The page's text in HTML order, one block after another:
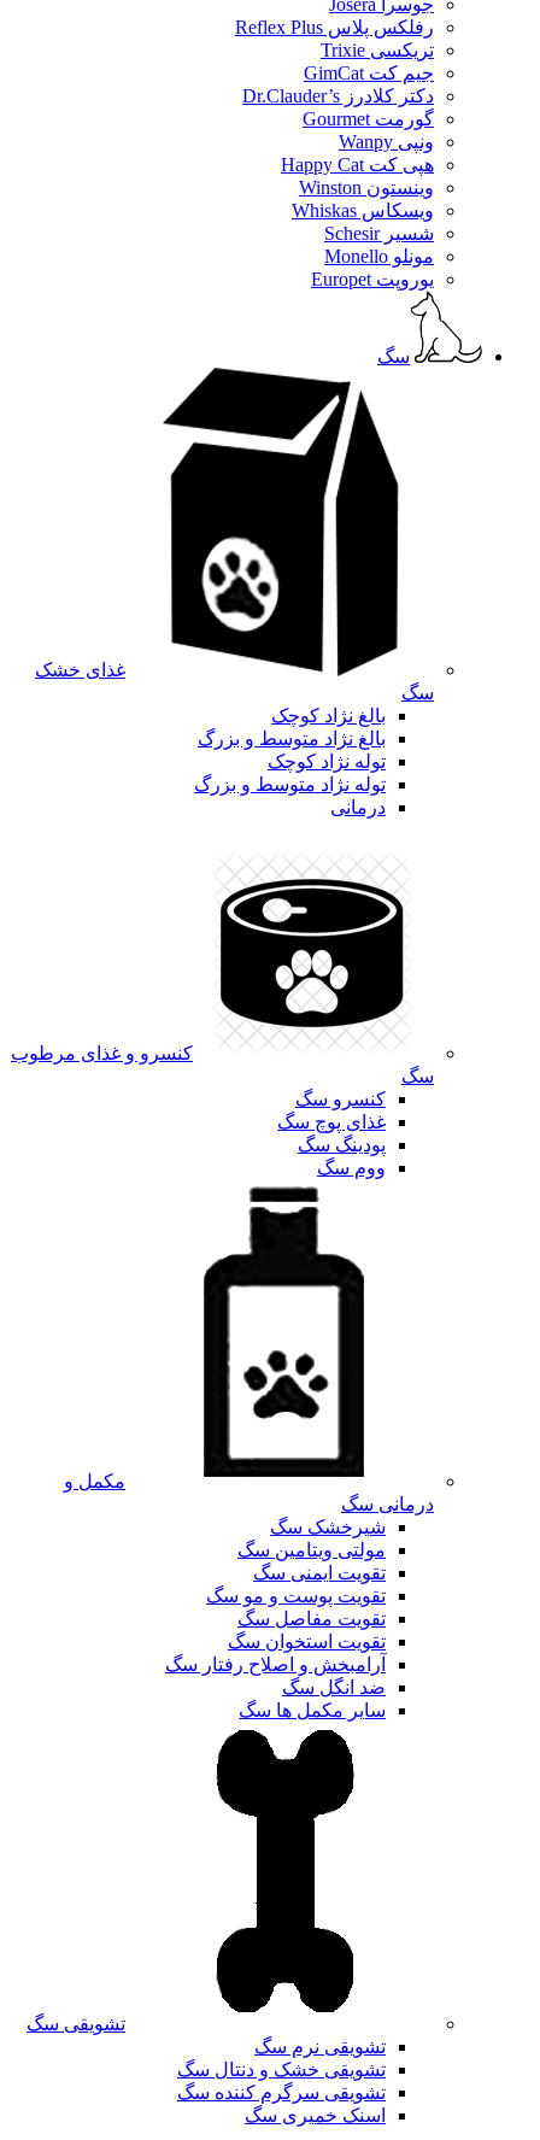
رفلکس پلاس Reflex Plus
تریکسی Trixie
جیم کت GimCat
دکتر کلادرز Dr.Clauder’s
گورمت Gourmet
ونپی Wanpy
هپی کت Happy Cat
وینستون Winston
ویسکاس Whiskas
شسیر Schesir
مونلو Monello
یوروپت Europet
سگ
غذای خشک
سگ
بالغ نژاد کوچک
بالغ نژاد متوسط و بزرگ
توله نژاد کوچک
توله نژاد متوسط و بزرگ
درمانی
کنسرو و غذای مرطوب
سگ
کنسرو سگ
غذای پوچ سگ
پودینگ سگ
ووم سگ
مکمل و
درمانی سگ
شیرخشک سگ
مولتی ویتامین سگ
تقویت ایمنی سگ
تقویت پوست و مو سگ
تقویت مفاصل سگ
تقویت استخوان سگ
آرامبخش و اصلاح رفتار سگ
ضد انگل سگ
سایر مکمل ها سگ
تشویقی سگ
تشویقی نرم سگ
تشویقی خشک و دنتال سگ
تشویقی سرگرم کننده سگ
اسنک خمیری سگ